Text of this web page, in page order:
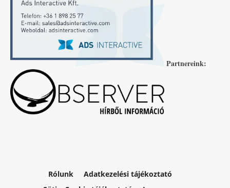
Partnereink:
Rólunk
Adatkezelési tájékoztató